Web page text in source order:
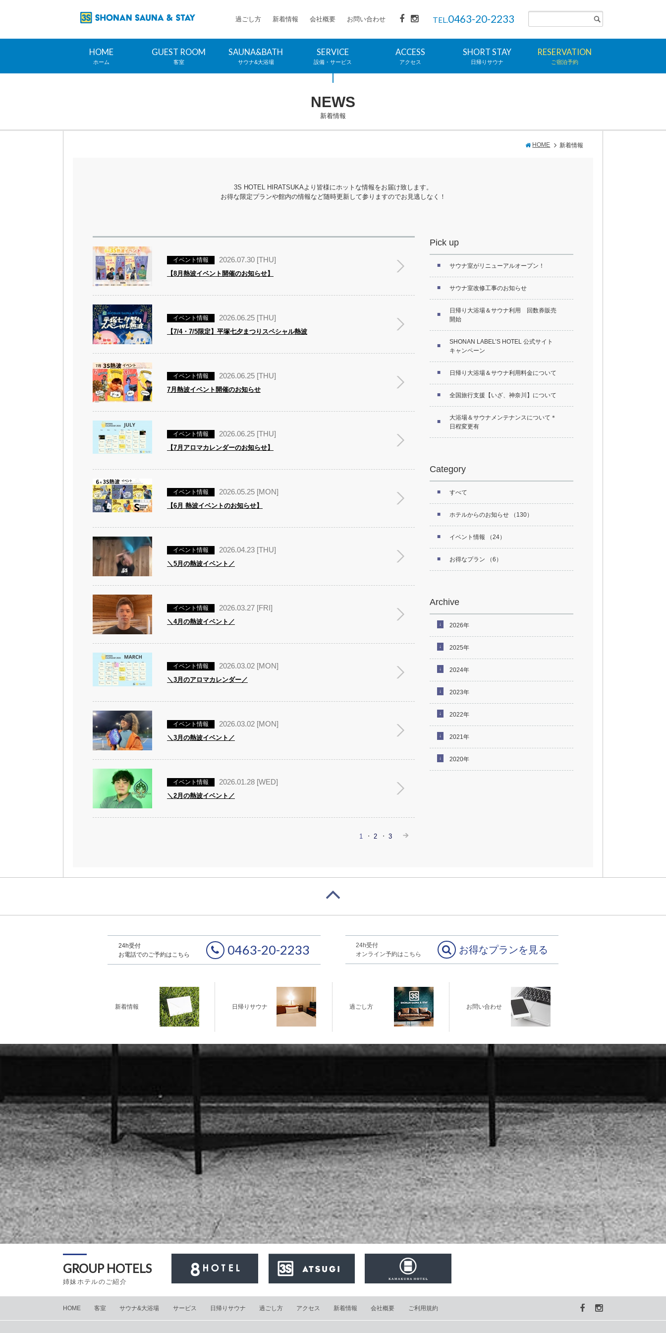
過ごし方 新着情報 会社概要 お問い合わせ TEL.0463-20-2233
HOME
ホーム
GUEST ROOM
客室
SAUNA&BATH
サウナ&大浴場
SERVICE
設備・サービス
ACCESS
アクセス
SHORT STAY
日帰りサウナ
RESERVATION
ご宿泊予約
NEWS
新着情報
HOME 新着情報
3S HOTEL HIRATSUKAより皆様にホットな情報をお届け致します。
お得な限定プランや館内の情報など随時更新して参りますのでお見逃しなく！
イベント情報 2026.07.30 [THU]
【8月熱波イベント開催のお知らせ】
イベント情報 2026.06.25 [THU]
【7/4・7/5限定】平塚七夕まつりスペシャル熱波
イベント情報 2026.06.25 [THU]
7月熱波イベント開催のお知らせ
イベント情報 2026.06.25 [THU]
【7月アロマカレンダーのお知らせ】
イベント情報 2026.05.25 [MON]
【6月 熱波イベントのお知らせ】⁠
イベント情報 2026.04.23 [THU]
＼5月の熱波イベント／
イベント情報 2026.03.27 [FRI]
＼4月の熱波イベント／
イベント情報 2026.03.02 [MON]
＼3月のアロマカレンダー／
イベント情報 2026.03.02 [MON]
＼3月の熱波イベント／
イベント情報 2026.01.28 [WED]
＼2月の熱波イベント／
1 2 3
Pick up
サウナ室がリニューアルオープン！
サウナ室改修工事のお知らせ
日帰り大浴場＆サウナ利用 回数券販売
開始
SHONAN LABEL’S HOTEL 公式サイト
キャンペーン
日帰り大浴場＆サウナ利用料金について
全国旅行支援【いざ、神奈川】について
大浴場＆サウナメンテナンスについて＊
日程変更有
Category
すべて
ホテルからのお知らせ （130）
イベント情報 （24）
お得なプラン （6）
Archive
2026年
2025年
2024年
2023年
2022年
2021年
2020年
24h受付
お電話でのご予約はこちら
0463-20-2233
24h受付
オンライン予約はこちら
お得なプランを見る
新着情報 日帰りサウナ 過ごし方 お問い合わせ
GROUP HOTELS
姉妹ホテルのご紹介
HOME 客室 サウナ&大浴場 サービス 日帰りサウナ 過ごし方 アクセス 新着情報 会社概要 ご利用規約